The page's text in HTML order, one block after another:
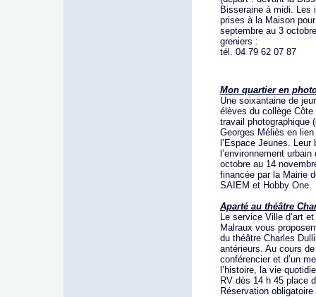
Bisseraine à midi. Les
prises à la Maison
septembre au 3
greniers :
tél. 04 79 62 07 87
Mon quartier en
Une soixantaine de
élèves du collège
travail photographique
Georges Méliès en
l’Espace Jeunes.
l’environnement
octobre au 14
financée par la Mairie
SAIEM et Hobby
Aparté au théâtre
Le service Ville d’art
Malraux vous
du théâtre Charles
antérieurs. Au cours
conférencier et d’un
l’histoire, la vie
RV dès 14 h 45 place
Réservation